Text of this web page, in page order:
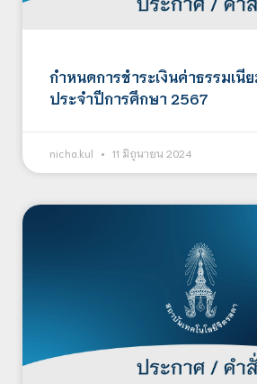
กำหนดการชำระเงินค่าธรรมเนี
ประจำปีการศึกษา 2567
nicha.kul 11 มิถุนายน 2024